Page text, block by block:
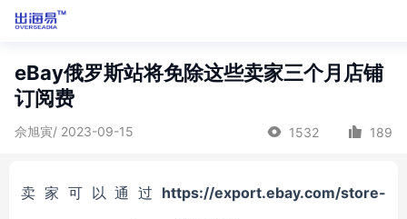
eBay俄罗斯站将免除这些卖家三个月店铺
订阅费
佘旭寅/ 2023-09-15 1532 189
卖家可以通过 https://export.ebay.com/store-